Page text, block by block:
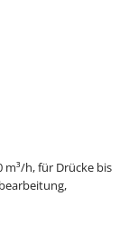
h, für Drücke bis